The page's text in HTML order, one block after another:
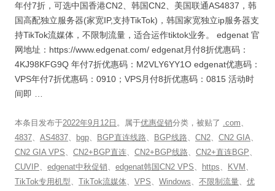
年付7折，可选中国香港CN2、韩国CN2、美国联通AS4837，韩
国高配独立服务器(家宽IP,支持TikTok)，韩国家宽独立ip服务器支
持TikTok流媒体，不限制流量，适合运作tiktok业务。 edgenat 官
网地址：https://www.edgenat.com/ edgenat月付8折优惠码：
4KJ98KFG9Q 年付7折优惠码：M2VLY6YY1O edgenat优惠码：
VPS年付7折优惠码：0910；VPS月付8折优惠码：0815 活动时
间即 …
本条目发布于2022年9月12日 。属于优惠促销分类，被贴了 .com、
4837、 AS4837、 bgp、 BGP直连线路、 BGP线路、 CN2、 CN2 GIA、
CN2 GIA VPS、 CN2+BGP直连、 CN2+BGP线路、 CN2+直连BGP、
CUVIP、 edgenat中秋促销、 edgenat韩国CN2 VPS、 https、 KVM 、
TikTok专用机型、 TikTok流媒体、 VPS、 Windows、 不限制流量、 优